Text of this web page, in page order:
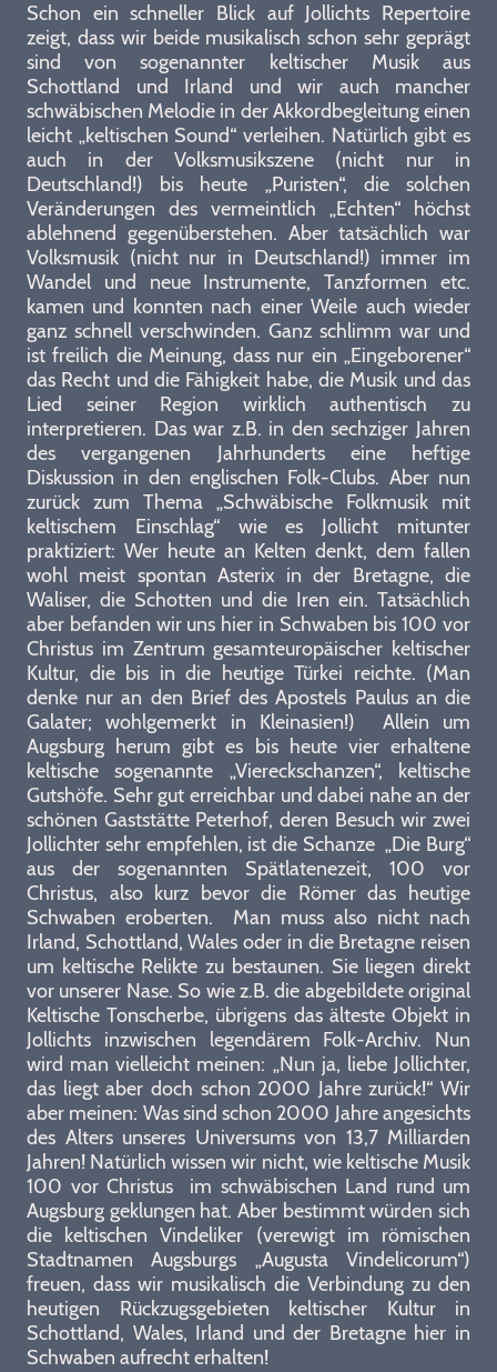
Schon ein schneller Blick auf Jollichts Repertoire
zeigt, dass wir beide musikalisch schon sehr geprägt
sind von sogenannter keltischer Musik aus
Schottland und Irland und wir auch mancher
schwäbischen Melodie in der Akkordbegleitung einen
leicht „keltischen Sound“ verleihen. Natürlich gibt es
auch in der Volksmusikszene (nicht nur in
Deutschland!) bis heute „Puristen“, die solchen
Veränderungen des vermeintlich „Echten“ höchst
ablehnend gegenüberstehen. Aber tatsächlich war
Volksmusik (nicht nur in Deutschland!) immer im
Wandel und neue Instrumente, Tanzformen etc.
kamen und konnten nach einer Weile auch wieder
ganz schnell verschwinden. Ganz schlimm war und
ist freilich die Meinung, dass nur ein „Eingeborener“
das Recht und die Fähigkeit habe, die Musik und das
Lied seiner Region wirklich authentisch zu
interpretieren. Das war z.B. in den sechziger Jahren
des vergangenen Jahrhunderts eine heftige
Diskussion in den englischen Folk-Clubs. Aber nun
zurück zum Thema „Schwäbische Folkmusik mit
keltischem Einschlag“ wie es Jollicht mitunter
praktiziert: Wer heute an Kelten denkt, dem fallen
wohl meist spontan Asterix in der Bretagne, die
Waliser, die Schotten und die Iren ein. Tatsächlich
aber befanden wir uns hier in Schwaben bis 100 vor
Christus im Zentrum gesamteuropäischer keltischer
Kultur, die bis in die heutige Türkei reichte. (Man
denke nur an den Brief des Apostels Paulus an die
Galater; wohlgemerkt in Kleinasien!) Allein um
Augsburg herum gibt es bis heute vier erhaltene
keltische sogenannte „Viereckschanzen“, keltische
Gutshöfe. Sehr gut erreichbar und dabei nahe an der
schönen Gaststätte Peterhof, deren Besuch wir zwei
Jollichter sehr empfehlen, ist die Schanze „Die Burg“
aus der sogenannten Spätlatenezeit, 100 vor
Christus, also kurz bevor die Römer das heutige
Schwaben eroberten. Man muss also nicht nach
Irland, Schottland, Wales oder in die Bretagne reisen
um keltische Relikte zu bestaunen. Sie liegen direkt
vor unserer Nase. So wie z.B. die abgebildete original
Keltische Tonscherbe, übrigens das älteste Objekt in
Jollichts inzwischen legendärem Folk-Archiv. Nun
wird man vielleicht meinen: „Nun ja, liebe Jollichter,
das liegt aber doch schon 2000 Jahre zurück!“ Wir
aber meinen: Was sind schon 2000 Jahre angesichts
des Alters unseres Universums von 13,7 Milliarden
Jahren! Natürlich wissen wir nicht, wie keltische Musik
100 vor Christus im schwäbischen Land rund um
Augsburg geklungen hat. Aber bestimmt würden sich
die keltischen Vindeliker (verewigt im römischen
Stadtnamen Augsburgs „Augusta Vindelicorum“)
freuen, dass wir musikalisch die Verbindung zu den
heutigen Rückzugsgebieten keltischer Kultur in
Schottland, Wales, Irland und der Bretagne hier in
Schwaben aufrecht erhalten!